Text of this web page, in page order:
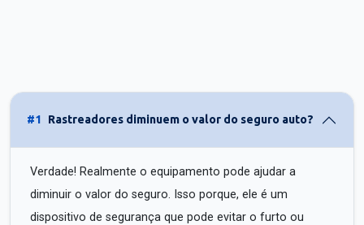
#1 Rastreadores diminuem o valor do seguro auto?
Verdade! Realmente o equipamento pode ajudar a
diminuir o valor do seguro. Isso porque, ele é um
dispositivo de segurança que pode evitar o furto ou